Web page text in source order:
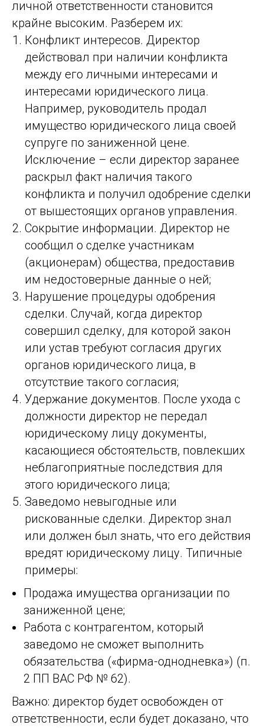
личной ответственности становится
крайне высоким. Разберем их:
Конфликт интересов. Директор
действовал при наличии конфликта
между его личными интересами и
интересами юридического лица.
Например, руководитель продал
имущество юридического лица своей
супруге по заниженной цене.
Исключение – если директор заранее
раскрыл факт наличия такого
конфликта и получил одобрение сделки
от вышестоящих органов управления.
Сокрытие информации. Директор не
сообщил о сделке участникам
(акционерам) общества, предоставив
им недостоверные данные о ней;
Нарушение процедуры одобрения
сделки. Случай, когда директор
совершил сделку, для которой закон
или устав требуют согласия других
органов юридического лица, в
отсутствие такого согласия;
Удержание документов. После ухода с
должности директор не передал
юридическому лицу документы,
касающиеся обстоятельств, повлекших
неблагоприятные последствия для
этого юридического лица;
Заведомо невыгодные или
рискованные сделки. Директор знал
или должен был знать, что его действия
вредят юридическому лицу. Типичные
примеры:
Продажа имущества организации по
заниженной цене;
Работа с контрагентом, который
заведомо не сможет выполнить
обязательства («фирма-однодневка») (п.
2 ПП ВАС РФ № 62).
Важно: директор будет освобожден от
ответственности, если будет доказано, что